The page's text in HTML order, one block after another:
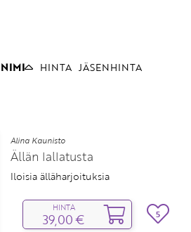
NIMI HINTA JÄSENHINTA
Alina Kaunisto
Ällän lallatusta
Iloisia älläharjoituksia
HINTA
39,00 € 5